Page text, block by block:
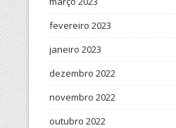
fevereiro 2023
janeiro 2023
dezembro 2022
novembro 2022
outubro 2022